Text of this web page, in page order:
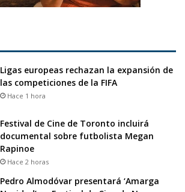
Ligas europeas rechazan la expansión de
las competiciones de la FIFA
Hace 1 hora
Festival de Cine de Toronto incluirá
documental sobre futbolista Megan
Rapinoe
Hace 2 horas
Pedro Almodóvar presentará ‘Amarga